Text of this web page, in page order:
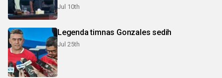
Jul 10th
Legenda timnas Gonzales sedih
Jul 25th